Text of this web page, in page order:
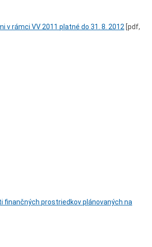
rámci VV 2011 platné do 31. 8. 2012 [pdf,
prostriedkov plánovaných na